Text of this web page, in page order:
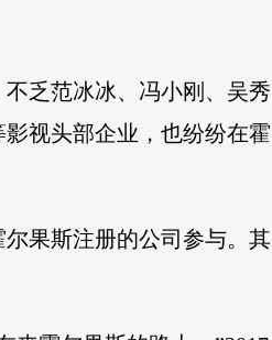
乏范冰冰、冯小刚、吴秀
视头部企业，也纷纷在霍
果斯注册的公司参与。其